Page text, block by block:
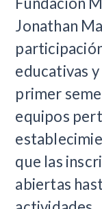
Jonathan
educativas
primer
equipos
que las
abiertas